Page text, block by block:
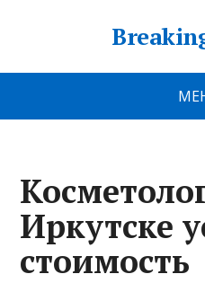
Иркутске
стоимость